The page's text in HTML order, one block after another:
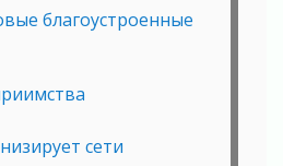
благоустроенные
сети